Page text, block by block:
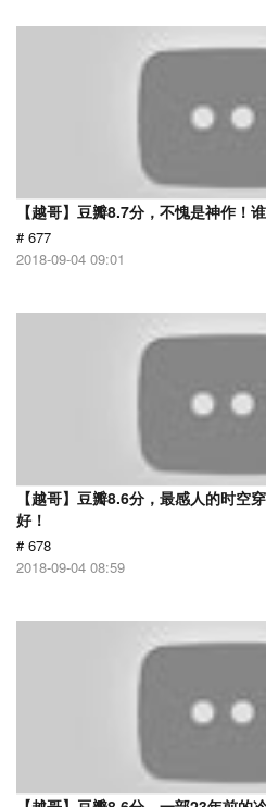
【越哥】豆瓣8.7分，不愧是神作！
# 677
2018-09-04 09:01
【越哥】豆瓣8.6分，最感人的时空
好！
# 678
2018-09-04 08:59